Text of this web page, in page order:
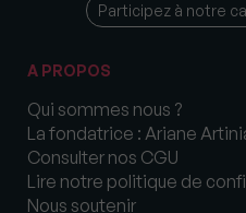
Participez à notre
A PROPOS
Qui sommes nous ?
La fondatrice : Ariane
Consulter nos CGU
Lire notre politique de
Nous soutenir